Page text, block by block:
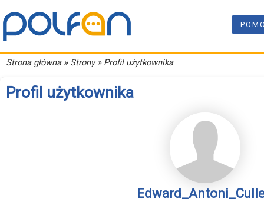
Strona główna» Strony » Profil użytkownika
Profil użytkownika